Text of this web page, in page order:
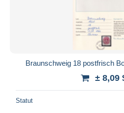
Braunschweig 18 postfrisch
± 8,09
Statut